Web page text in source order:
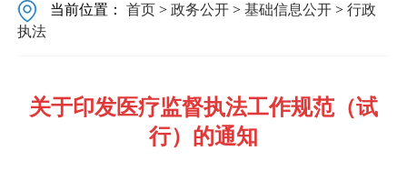
当前位置：首页 >政务公开 >基础信息公开 >行政
执法
关于印发医疗监督执法工作规范（试
行）的通知